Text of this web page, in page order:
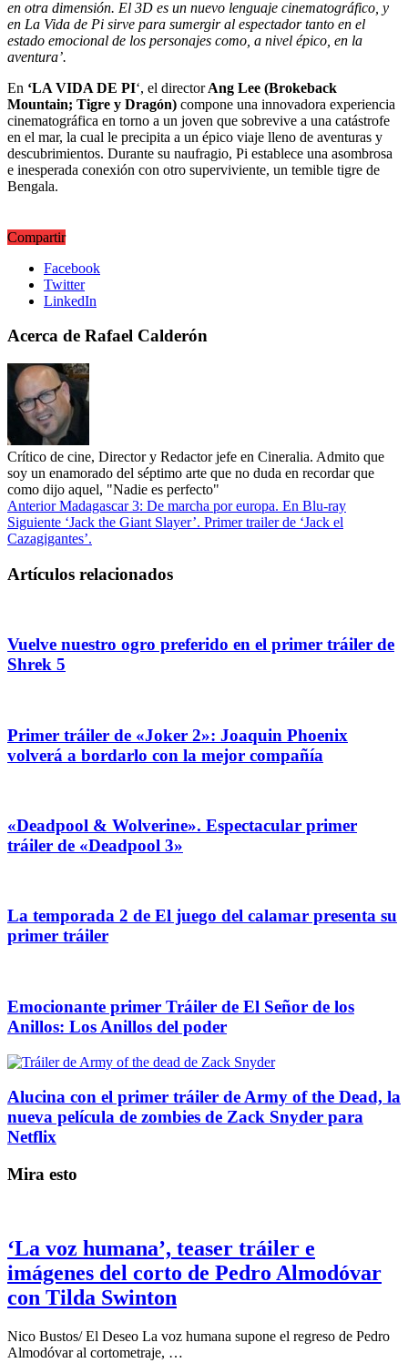
en otra dimensión. El 3D es un nuevo lenguaje cinematográfico, y
en La Vida de Pi sirve para sumergir al espectador tanto en el
estado emocional de los personajes como, a nivel épico, en la
aventura’.
En ‘LA VIDA DE PI‘, el directorAng Lee (Brokeback
Mountain; Tigre y Dragón) compone una innovadora experiencia
cinematográfica en torno a un joven que sobrevive a una catástrofe
en el mar, la cual le precipita a un épico viaje lleno de aventuras y
descubrimientos. Durante su naufragio, Pi establece una asombrosa
e inesperada conexión con otro superviviente, un temible tigre de
Bengala.
Compartir
Facebook
Twitter
LinkedIn
Acerca de Rafael Calderón
Crítico de cine, Director y Redactor jefe en Cineralia. Admito que
soy un enamorado del séptimo arte que no duda en recordar que
como dijo aquel, "Nadie es perfecto"
AnteriorMadagascar 3: De marcha por europa. En Blu-ray
Siguiente ‘Jack the Giant Slayer’. Primer trailer de ‘Jack el
Cazagigantes’.
Artículos relacionados
Vuelve nuestro ogro preferido en el primer tráiler de
Shrek 5
Primer tráiler de «Joker 2»: Joaquin Phoenix
volverá a bordarlo con la mejor compañía
«Deadpool & Wolverine». Espectacular primer
tráiler de «Deadpool 3»
La temporada 2 de El juego del calamar presenta su
primer tráiler
Emocionante primer Tráiler de El Señor de los
Anillos: Los Anillos del poder
Alucina con el primer tráiler de Army of the Dead, la
nueva película de zombies de Zack Snyder para
Netflix
Mira esto
‘La voz humana’, teaser tráiler e
imágenes del corto de Pedro Almodóvar
con Tilda Swinton
Nico Bustos/ El Deseo La voz humana supone el regreso de Pedro
Almodóvar al cortometraje, …